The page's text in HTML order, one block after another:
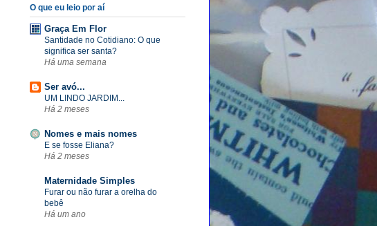
O que eu leio por aí
Graça Em Flor
Santidade no Cotidiano: O que
significa ser santa?
Há uma semana
Ser avó...
UM LINDO JARDIM...
Há 2 meses
Nomes e mais nomes
E se fosse Eliana?
Há 2 meses
Maternidade Simples
Furar ou não furar a orelha do
bebê
Há um ano